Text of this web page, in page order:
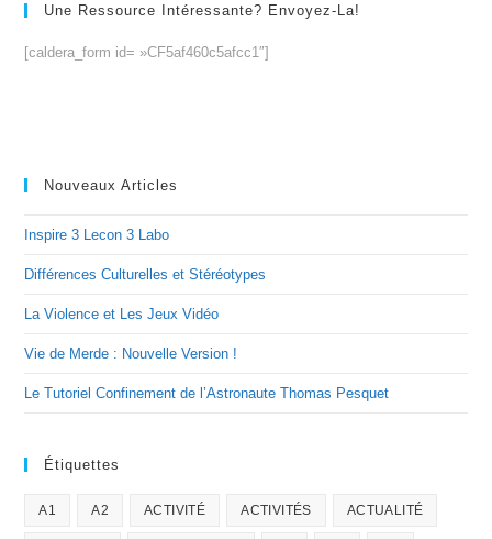
Une Ressource Intéressante? Envoyez-La!
[caldera_form id= »CF5af460c5afcc1″]
Nouveaux Articles
Inspire 3 Lecon 3 Labo
Différences Culturelles et Stéréotypes
La Violence et Les Jeux Vidéo
Vie de Merde : Nouvelle Version !
Le Tutoriel Confinement de l’Astronaute Thomas Pesquet
Étiquettes
A1 A2 ACTIVITÉ ACTIVITÉS ACTUALITÉ